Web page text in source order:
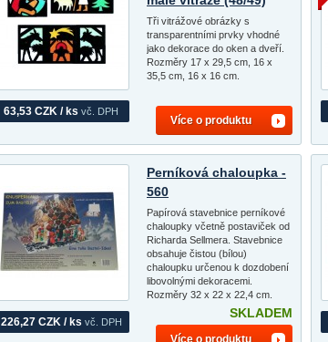
63,53 CZK / ks vč. DPH
Tři vitrážové obrázky s
transparentními prvky vhodné
jako dekorace do oken a dveří.
Rozměry 17 x 29,5 cm, 16 x
35,5 cm, 16 x 16 cm.
Více o produktu
226,27 CZK / ks vč. DPH
Perníková chaloupka -
560
Papírová stavebnice perníkové
chaloupky včetně postaviček od
Richarda Sellmera. Stavebnice
obsahuje čistou (bílou)
chaloupku určenou k dozdobení
libovolnými dekoracemi.
Rozměry 32 x 22 x 22,4 cm.
SKLADEM
Více o produktu